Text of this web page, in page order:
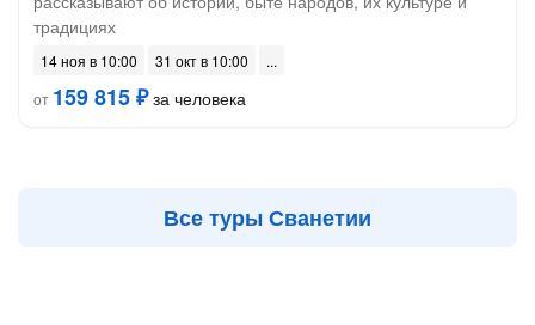
традициях
14 ноя в 10:00
31 окт в 10:00
от 159 815 ₽за человека
Все туры Сванетии